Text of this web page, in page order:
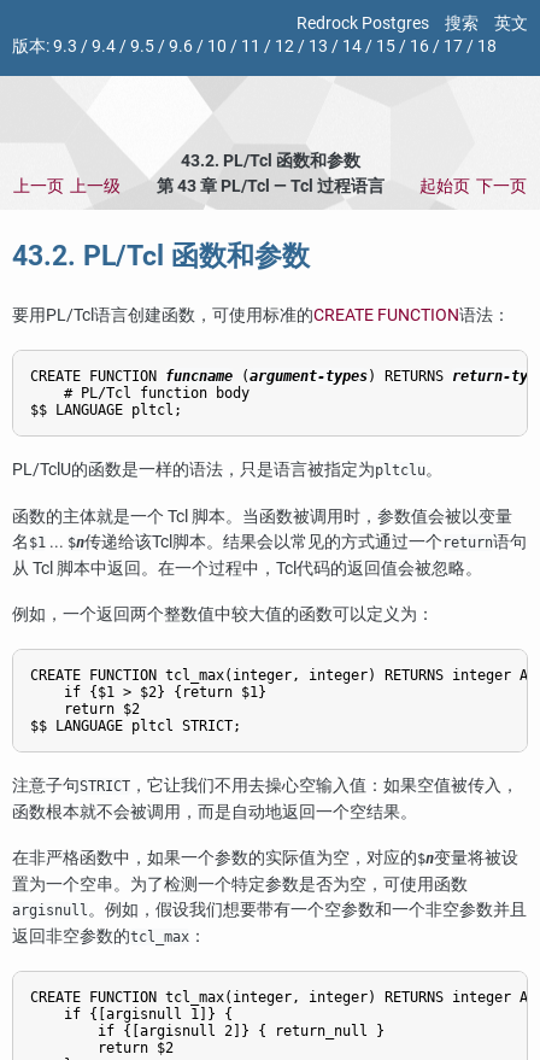
Redrock Postgres 搜索
英文
版本:9.3 /9.4/9.5/9.6/ 10 / 11 / 12/ 13 / 14/ 15/ 16/ 17/ 18
43.2. PL/Tcl 函数和参数
上一页 上一级 第 43 章 PL/Tcl — Tcl 过程语言 起始页 下一页
43.2. PL/Tcl 函数和参数
要用PL/Tcl语言创建函数，可使用标准的CREATE FUNCTION语法：
CREATE FUNCTION funcname (argument-types) RETURNS return-
    # PL/Tcl function body
PL/TclU的函数是一样的语法，只是语言被指定为pltclu。
函数的主体就是一个 Tcl 脚本。当函数被调用时，参数值会被以变量
名 $1 ... $n传递给该Tcl脚本。结果会以常见的方式通过一个 return语句
从 Tcl 脚本中返回。在一个过程中，Tcl代码的返回值会被忽略。
例如，一个返回两个整数值中较大值的函数可以定义为：
CREATE FUNCTION tcl_max(integer, integer) RETURNS integer
    if {$1 > $2} {return $1}
    return $2
注意子句STRICT ，它让我们不用去操心空输入值：如果空值被传入，
函数根本就不会被调用，而是自动地返回一个空结果。
在非严格函数中，如果一个参数的实际值为空，对应的$n变量将被设
置为一个空串。为了检测一个特定参数是否为空，可使用函数
argisnull。例如，假设我们想要带有一个空参数和一个非空参数并且
返回非空参数的tcl_max ：
CREATE FUNCTION tcl_max(integer, integer) RETURNS integer
    if {[argisnull 1]} {
        if {[argisnull 2]} { return_null }
        return $2